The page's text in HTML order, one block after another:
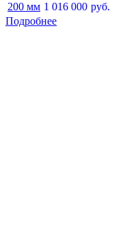
200 мм 1 016 000 руб.
Подробнее